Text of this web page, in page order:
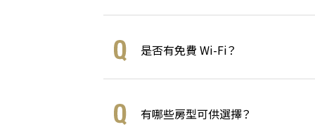
是否有免費 Wi-Fi？
有哪些房型可供選擇？